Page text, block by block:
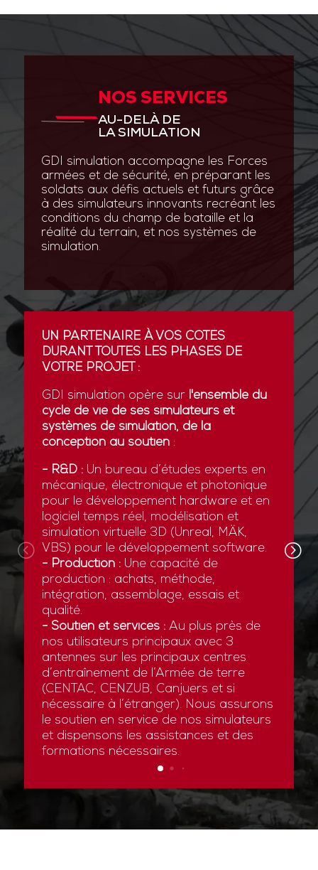
NOS SERVICES
AU-DELÀ DE
LA SIMULATION
GDI simulation accompagne les Forces
armées et de sécurité, en préparant les
soldats aux défis actuels et futurs grâce
à des simulateurs innovants recréant les
conditions du champ de bataille et la
réalité du terrain, et nos systèmes de
simulation.
UN PARTENAIRE À VOS CÔTÉS
DURANT TOUTES LES PHASES DE
VOTRE PROJET :
GDI simulation opère sur l'ensemble du
cycle de vie de ses simulateurs et
systèmes de simulation, de la
conception au soutien:
- R&D :Un bureau d’études experts en
mécanique, électronique et photonique
pour le développement hardware et en
logiciel temps réel, modélisation et
simulation virtuelle 3D (Unreal, MÄK,
VBS) pour le développement software.
- Production :Une capacité de
production : achats, méthode,
intégration, assemblage, essais et
qualité.
- Soutien et services :Au plus près de
nos utilisateurs principaux avec 3
antennes sur les principaux centres
d’entraînement de l’Armée de terre
(CENTAC, CENZUB, Canjuers et si
nécessaire à l’étranger). Nous assurons
le soutien en service de nos simulateurs
et dispensons les assistances et des
formations nécessaires.